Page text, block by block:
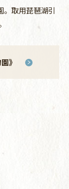
。取用琵琶湖引
》